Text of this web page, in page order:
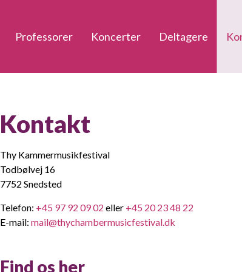
Professorer Koncerter Deltagere
Kontakt
Thy Kammermusikfestival
Todbølvej 16
7752 Snedsted
Telefon: +45 97 92 09 02 eller +45 20 23 48 22
E-mail: mail@thychambermusicfestival.dk
Find os her